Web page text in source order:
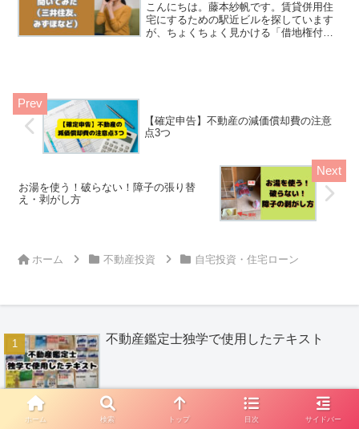
こんにちは。藤本紗帆です。賃貸併用住
宅にするための駅近ビルを探しています
が、ちょくちょく見かける「借地権付
【確定申告】不動産の減価償却費の注意
点3つ
お湯を使う！破らない！障子の張り替
え・剥がし方
ホーム 不動産投資 自宅投資・住宅ローン
不動産鑑定士独学で使用したテキスト
島根銀行はやばい？スマートフォン支店で
ホーム 検索 トップ 目次 サイドバー